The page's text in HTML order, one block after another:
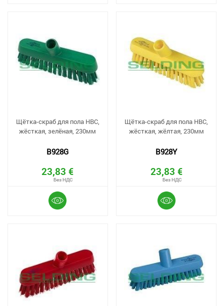
Щётка-скраб для пола HBC,
жёсткая, зелёная, 230мм
B928G
23,83 €
Щётка-скраб для пола HBC,
жёсткая, жёлтая, 230мм
B928Y
23,83 €